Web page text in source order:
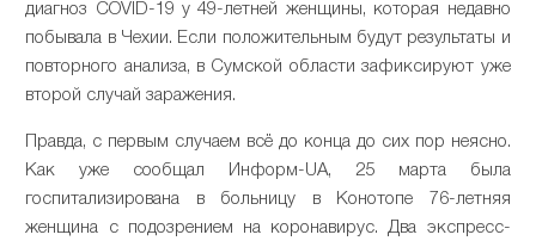
диагноз COVID-19 у 49-летней женщины, которая недавно
побывала в Чехии. Если положительным будут результаты и
повторного анализа, в Сумской области зафиксируют уже
второй случай заражения.
Правда, с первым случаем всё до конца до сих пор неясно.
Как уже сообщал Информ-UA, 25 марта была
госпитализирована в больницу в Конотопе 76-летняя
женщина с подозрением на коронавирус. Два экспресс-